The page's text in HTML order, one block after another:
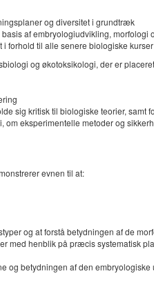
og diversitet i grundtræk
af embryologiudvikling,
forhold til alle senere biologiske
og økotoksikologi, der er
sig kritisk til biologiske teorier, samt
eksperimentelle metoder og
evnen til at:
og at forstå betydningen af de
henblik på præcis systematisk
betydningen af den